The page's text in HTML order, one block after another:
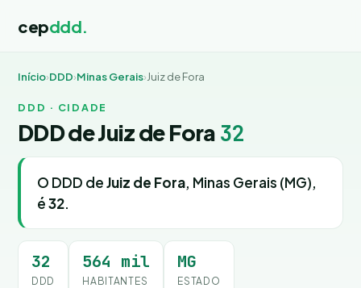
cepddd.
Início›DDD›Minas Gerais›Juiz de Fora
DDD · CIDADE
DDD de Juiz de Fora 32
O DDD deJuiz de Fora, Minas Gerais (MG),
é32.
32
DDD
564 mil
HABITANTES
MG
ESTADO